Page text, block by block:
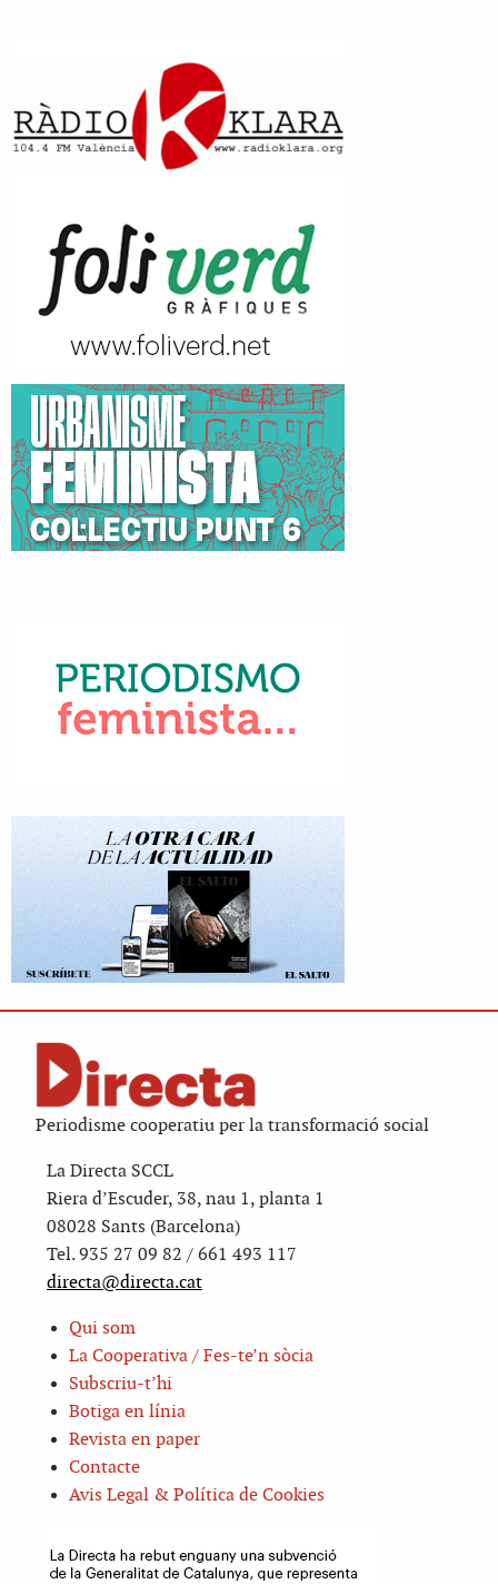
Periodisme cooperatiu per la transformació social
La Directa SCCL
Riera d’Escuder, 38, nau 1, planta 1
08028 Sants (Barcelona)
Tel. 935 27 09 82 / 661 493 117
directa@directa.cat
Qui som
La Cooperativa / Fes-te’n sòcia
Subscriu-t’hi
Botiga en línia
Revista en paper
Contacte
Avis Legal & Política de Cookies